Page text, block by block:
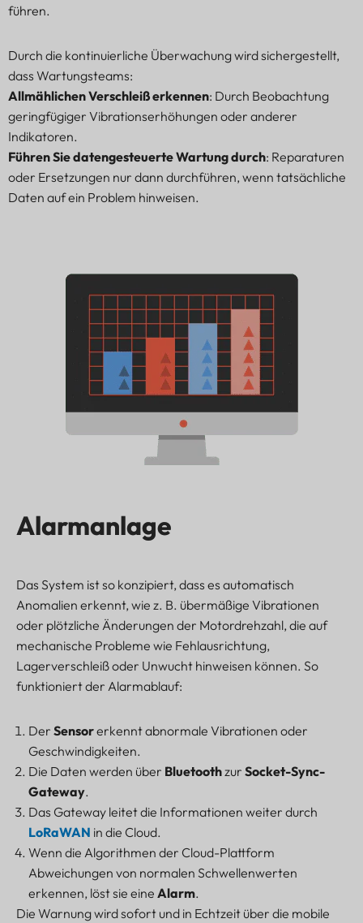
führen.
Durch die kontinuierliche Überwachung wird sichergestellt,
dass Wartungsteams:
Allmählichen Verschleiß erkennen: Durch Beobachtung
geringfügiger Vibrationserhöhungen oder anderer
Indikatoren.
Führen Sie datengesteuerte Wartung durch: Reparaturen
oder Ersetzungen nur dann durchführen, wenn tatsächliche
Daten auf ein Problem hinweisen.
Alarmanlage
Das System ist so konzipiert, dass es automatisch
Anomalien erkennt, wie z. B. übermäßige Vibrationen
oder plötzliche Änderungen der Motordrehzahl, die auf
mechanische Probleme wie Fehlausrichtung,
Lagerverschleiß oder Unwucht hinweisen können. So
funktioniert der Alarmablauf:
Der Sensorerkennt abnormale Vibrationen oder
Geschwindigkeiten.
Die Daten werden über Bluetoothzur Socket-Sync-
Gateway.
Das Gateway leitet die Informationen weiter durch
LoRaWAN in die Cloud.
Wenn die Algorithmen der Cloud-Plattform
Abweichungen von normalen Schwellenwerten
erkennen, löst sie eine Alarm.
Die Warnung wird sofort und in Echtzeit über die mobile